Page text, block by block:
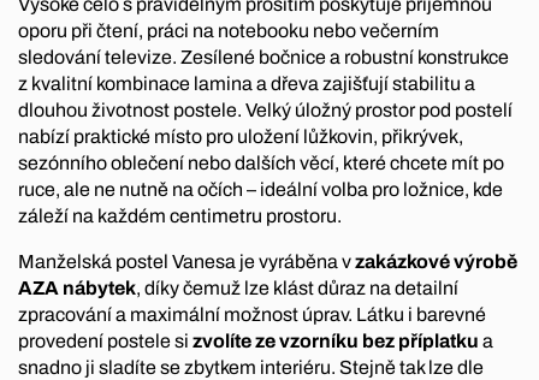
Vysoké čelo s pravidelným prošitím poskytuje příjemnou
oporu při čtení, práci na notebooku nebo večerním
sledování televize. Zesílené bočnice a robustní konstrukce
z kvalitní kombinace lamina a dřeva zajišťují stabilitu a
dlouhou životnost postele. Velký úložný prostor pod postelí
nabízí praktické místo pro uložení lůžkovin, přikrývek,
sezónního oblečení nebo dalších věcí, které chcete mít po
ruce, ale ne nutně na očích – ideální volba pro ložnice, kde
záleží na každém centimetru prostoru.
Manželská postel Vanesa je vyráběna vzakázkové výrobě
AZA nábytek, díky čemuž lze klást důraz na detailní
zpracování a maximální možnost úprav. Látku i barevné
provedení postele si zvolíte ze vzorníku bez příplatku a
snadno ji sladíte se zbytkem interiéru. Stejně tak lze dle